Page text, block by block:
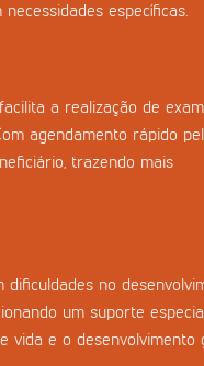
específicas.
a realização de
agendamento rápido
trazendo mais
no
um suporte
vida e o desenvolvimento